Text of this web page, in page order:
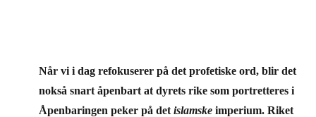
Når vi i dag refokuserer på det profetiske ord, blir det
nokså snart åpenbart at dyrets rike som portretteres i
Åpenbaringen peker på det islamske imperium. Riket